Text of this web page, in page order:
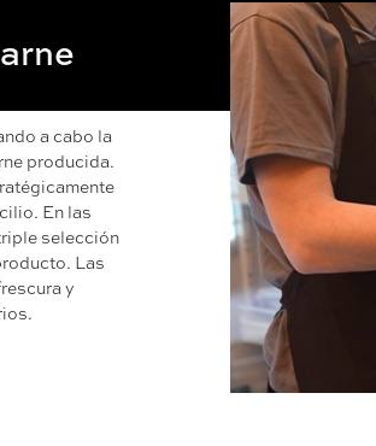
a cabo la
producida.
En las
selección
Las
y